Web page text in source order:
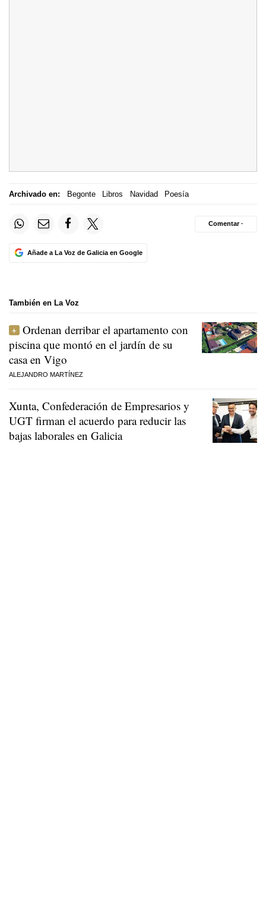
Archivado en: Begonte Libros Navidad Poesía
Añade a La Voz de Galicia en Google
Comentar ·
También en La Voz
Ordenan derribar el apartamento con
piscina que montó en el jardín de su
casa en Vigo
ALEJANDRO MARTÍNEZ
Xunta, Confederación de Empresarios y
UGT firman el acuerdo para reducir las
bajas laborales en Galicia